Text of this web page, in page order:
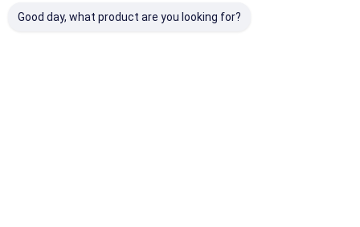
Reserved.
Good day, what product are you looking for?